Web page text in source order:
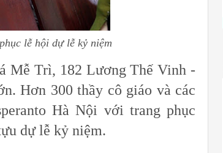
lễ hội dự lễ kỷ niệm
Mễ Trì, 182 Lương Thế Vinh -
Hơn 300 thầy cô giáo và các
Hà Nội với trang phục
dự lễ kỷ niệm.